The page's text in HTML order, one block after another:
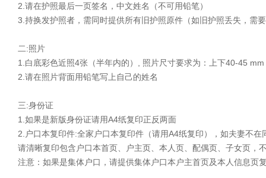
2.请在护照最后一页签名，中文姓名（不可用铅笔）
3.持换发护照者，需同时提供所有旧护照原件（如旧护照丢失，需
二:照片
1.白底彩色近照4张（半年内的）, 照片尺寸要求为：上下40-45
2.请在照片背面用铅笔写上自己的姓名
三:身份证
1.如果是新版身份证请用A4纸复印正反两面
2.户口本复印件:全家户口本复印件（请用A4纸复印），如夫妻不
请清晰复印包含户口本首页、户主页、本人页、配偶页、子女页，
注意：如果是集体户口，请提供集体户口本户主首页及本人信息页